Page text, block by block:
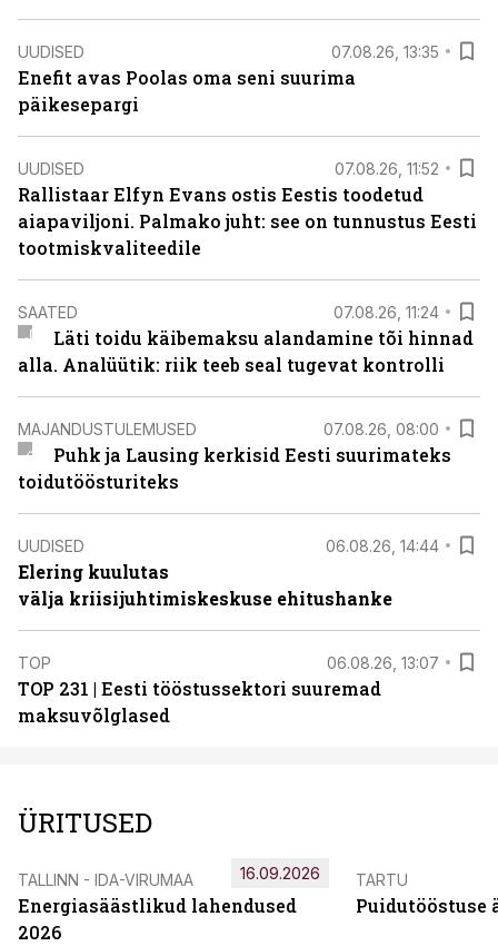
UUDISED 07.08.26, 13:35
Enefit avas Poolas oma seni suurima
päikesepargi
UUDISED 07.08.26, 11:52
Rallistaar Elfyn Evans ostis Eestis toodetud
aiapaviljoni. Palmako juht: see on tunnustus Eesti
tootmiskvaliteedile
SAATED 07.08.26, 11:24
Läti toidu käibemaksu alandamine tõi hinnad
alla. Analüütik: riik teeb seal tugevat kontrolli
MAJANDUSTULEMUSED 07.08.26, 08:00
Puhk ja Lausing kerkisid Eesti suurimateks
toidutöösturiteks
UUDISED 06.08.26, 14:44
Elering kuulutas
välja kriisijuhtimiskeskuse ehitushanke
TOP 06.08.26, 13:07
TOP 231 | Eesti tööstussektori suuremad
maksuvõlglased
ÜRITUSED
TALLINN - IDA-VIRUMAA
Energiasäästlikud lahendused
2026
16.09.2026 TARTU
Puidutööstuse